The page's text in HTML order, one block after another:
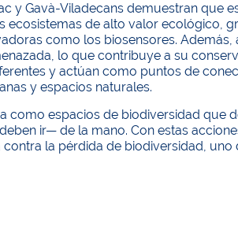
y Gavà-Viladecans demuestran que
de alto valor ecológico,
como los biosensores. Además,
lo que contribuye a su
y actúan como puntos de
y espacios naturales.
como espacios de biodiversidad que
ir— de la mano. Con estas
la pérdida de biodiversidad, uno